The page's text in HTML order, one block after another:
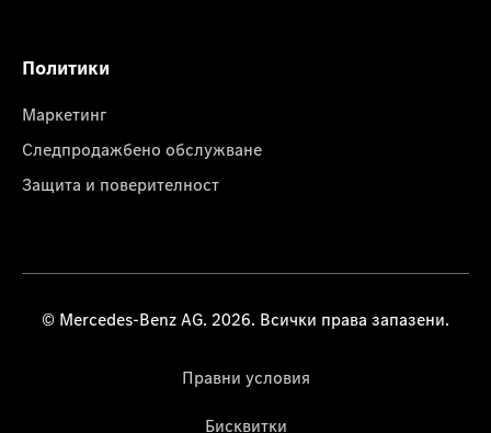
Политики
Маркетинг
Следпродажбено обслужване
Защита и поверителност
© Mercedes-Benz AG. 2026. Всички права запазени.
Правни условия
Бисквитки